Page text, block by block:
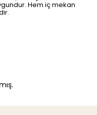
Hem iç mekan